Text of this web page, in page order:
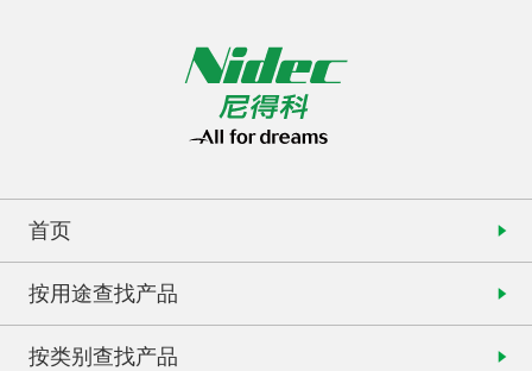
首页
按用途查找产品
按类别查找产品